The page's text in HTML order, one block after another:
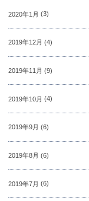
2020年1月 (3)
2019年12月 (4)
2019年11月 (9)
2019年10月 (4)
2019年9月 (6)
2019年8月 (6)
2019年7月 (6)